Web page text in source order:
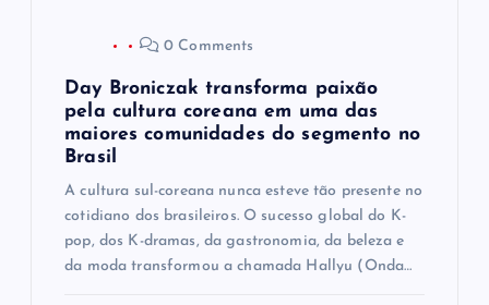
0 Comments
Day Broniczak transforma paixão
pela cultura coreana em uma das
maiores comunidades do segmento no
Brasil
A cultura sul-coreana nunca esteve tão presente no
cotidiano dos brasileiros. O sucesso global do K-
pop, dos K-dramas, da gastronomia, da beleza e
da moda transformou a chamada Hallyu (Onda…